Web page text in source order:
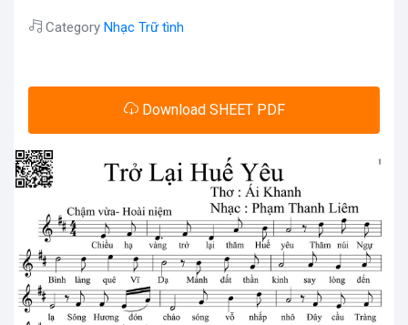
Category Nhạc Trữ tình
Download SHEET PDF